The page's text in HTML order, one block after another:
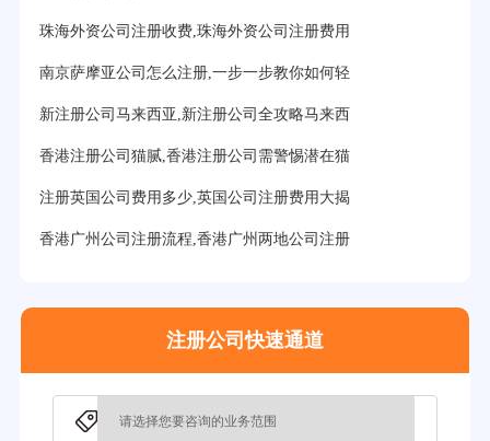
31分钟前用户提问： 在迪拜注册公司需要什么条件？
32分钟前用户提问：注册美国公司详细流程有？
35分钟前用户提问： 怎么注册新加坡公司？
珠海外资公司注册收费,珠海外资公司注册费用
南京萨摩亚公司怎么注册,一步一步教你如何轻
新注册公司马来西亚,新注册公司全攻略马来西
香港注册公司猫腻,香港注册公司需警惕潜在猫
注册英国公司费用多少,英国公司注册费用大揭
香港广州公司注册流程,香港广州两地公司注册
注册公司快速通道